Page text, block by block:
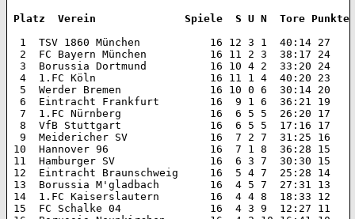
Platz  Verein 		    Spiele  S U N  Tore Punkte
  1  TSV 1860 München 		16 12 3 1  40:14 27
  2  FC Bayern München 		16 11 2 3  38:17 24
  3  Borussia Dortmund 		16 10 4 2  33:20 24
  4  1.FC Köln 			16 11 1 4  40:20 23
  5  Werder Bremen 		16 10 0 6  30:14 20
  6  Eintracht Frankfurt 	16  9 1 6  36:21 19
  7  1.FC Nürnberg 		16  6 5 5  26:20 17
  8  VfB Stuttgart 		16  6 5 5  17:16 17
  9  Meidericher SV 		16  7 2 7  31:25 16
10  Hannover 96 		16  7 1 8  36:28 15
11  Hamburger SV 		16  6 3 7  30:30 15
12  Eintracht Braunschweig 	16  5 4 7  25:28 14
13  Borussia M'gladbach 	16  4 5 7  27:31 13
14  1.FC Kaiserslautern 	16  4 4 8  18:33 12
15  FC Schalke 04 		16  4 3 9  12:27 11